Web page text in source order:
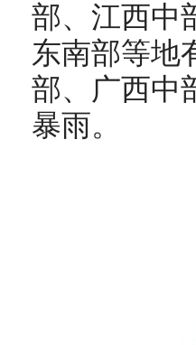
部、江西中
东南部等地
部、广西中
暴雨。